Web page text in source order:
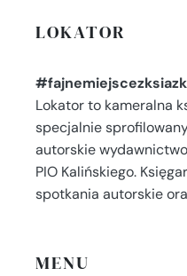
LOKATOR
Lokator to kameralna
specjalnie
autorskie
PIO Kalińskiego.
spotkania autorskie
MENU